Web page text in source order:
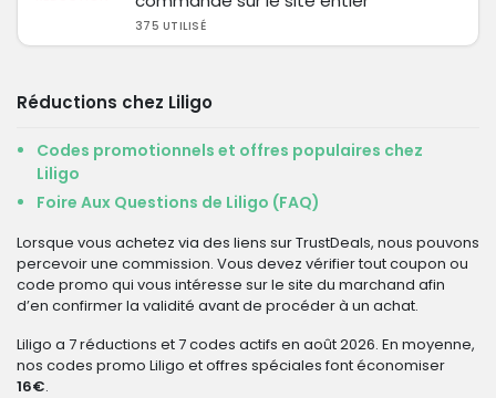
375 UTILISÉ
Réductions chez Liligo
Codes promotionnels et offres populaires chez
Liligo
Foire Aux Questions de Liligo (FAQ)
Lorsque vous achetez via des liens sur TrustDeals, nous pouvons
percevoir une commission. Vous devez vérifier tout coupon ou
code promo qui vous intéresse sur le site du marchand afin
d’en confirmer la validité avant de procéder à un achat.
Liligo a 7 réductions et 7 codes actifs en août 2026. En moyenne,
nos codes promo Liligo et offres spéciales font économiser
16€.